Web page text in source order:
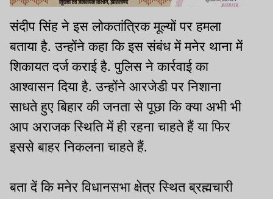
संदीप सिंह ने इस लोकतांत्रिक मूल्यों पर हमला
बताया है. उन्होंने कहा कि इस संबंध में मनेर थाना में
शिकायत दर्ज कराई है. पुलिस ने कार्रवाई का
आश्वासन दिया है. उन्होंने आरजेडी पर निशाना
साधते हुए बिहार की जनता से पूछा कि क्या अभी भी
आप अराजक स्थिति में ही रहना चाहते हैं या फिर
इससे बाहर निकलना चाहते हैं.
बता दें कि मनेर विधानसभा क्षेत्र स्थित ब्रह्मचारी